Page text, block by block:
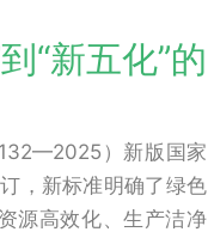
“新五化”的
）新版国家
，新标准明确了绿色
源高效化、生产洁净